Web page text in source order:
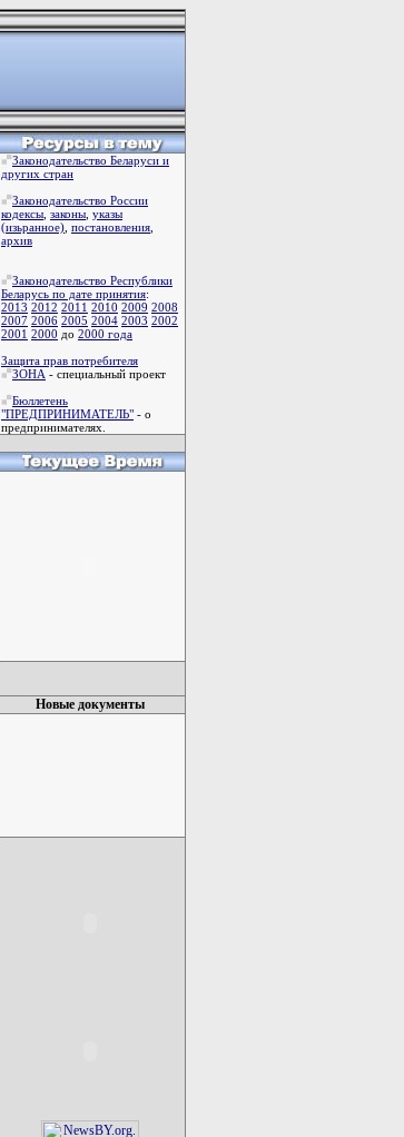
Законодательство Беларуси и
других стран
Законодательство России
кодексы законы указы
(изьранное) постановления
архив
Законодательство Республики
Беларусь по дате принятия:
2013 2012 2011 2010 2009 2008
2007 2006 2005 2004 2003 2002
2001 2000 до 2000 года
Защита прав потребителя
ЗОНА - специальный проект
Бюллетень
"ПРЕДПРИНИМАТЕЛЬ" - о
предпринимателях.
Новые документы